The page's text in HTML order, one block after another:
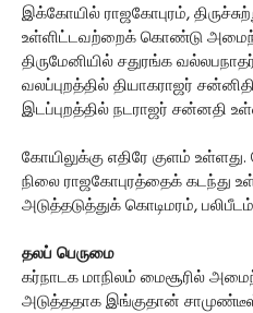
இக்கோயில் ராஜகோபுரம்,
உள்ளிட்டவற்றைக் கொண்டு
திருமேனியில் சதுரங்க
வலப்புறத்தில் தியாகராஜர்
இடப்புறத்தில் நடராஜர் சன்னதி
கோயிலுக்கு எதிரே குளம்
நிலை ராஜகோபுரத்தைக் கடந்து
அடுத்தடுத்துக் கொடிமரம்,
தலப் பெருமை
கர்நாடக மாநிலம் மைசூரில்
அடுத்ததாக இங்குதான்